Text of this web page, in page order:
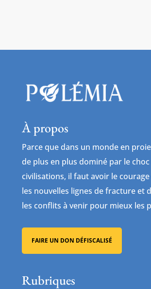
À propos
Parce que dans un monde en
de plus en plus dominé par le choc
civilisations, il faut avoir le
les nouvelles lignes de fracture et
les conflits à venir pour mieux les
FAIRE UN DON DÉFISCALISÉ
Rubriques